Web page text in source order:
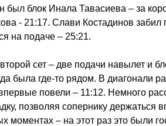
был блок Инала Тавасиева – за
- 21:17. Слави Костадинов
на подаче – 25:21.
сет – две подачи навылет и
была где-то рядом. В диагонали
повели – 11:12. Немного
позволяя сопернику держаться
– на этот раз это были